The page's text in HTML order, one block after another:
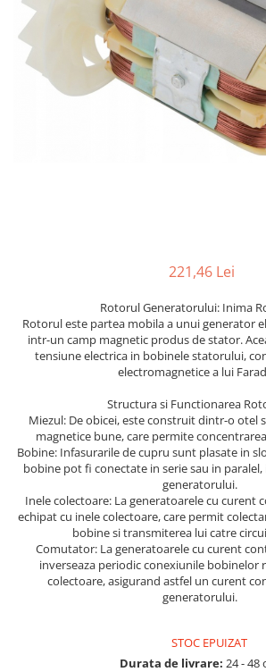
compresoare
Cricuri Auto Hidraulice
Pneumatice si Trapezoidale
Cricuri hidraulice
Cricuri pneumatice
Polizoare
Pompe Combustibil
Protectia muncii
Scule Pneumatice
Slefuitoare
Suport auto
Suport motocicleta
Surubelnite
Tunuri de caldura si aeroteme
Mixere
Motocositoare si Motosape
Nivela laser
221,46 Lei
Rotorul Generatorului: Inima
Rotorul este partea mobila a unui generator
intr-un camp magnetic produs de stator.
tensiune electrica in bobinele statorului,
electromagnetice a lui
Structura si Functionarea
Miezul: De obicei, este construit dintr-o otel
magnetice bune, care permite
Bobine: Infasurarile de cupru sunt plasate in
bobine pot fi conectate in serie sau in
generatorului.
Inele colectoare: La generatoarele cu curent
echipat cu inele colectoare, care permit
bobine si transmiterea lui catre
Comutator: La generatoarele cu curent
inverseaza periodic conexiunile bobinelor
colectoare, asigurand astfel un curent
generatorului.
STOC EPUIZAT
Durata de livrare: 24 - 48